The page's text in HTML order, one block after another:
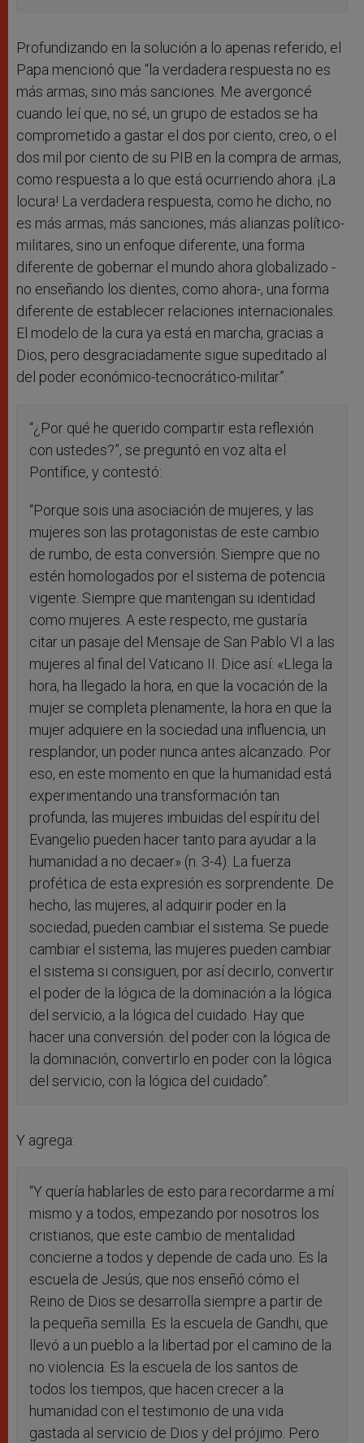
Profundizando en la solución a lo apenas referido, el
Papa mencionó que “la verdadera respuesta no es
más armas, sino más sanciones. Me avergoncé
cuando leí que, no sé, un grupo de estados se ha
comprometido a gastar el dos por ciento, creo, o el
dos mil por ciento de su PIB en la compra de armas,
como respuesta a lo que está ocurriendo ahora. ¡La
locura! La verdadera respuesta, como he dicho, no
es más armas, más sanciones, más alianzas político-
militares, sino un enfoque diferente, una forma
diferente de gobernar el mundo ahora globalizado -
no enseñando los dientes, como ahora-, una forma
diferente de establecer relaciones internacionales.
El modelo de la cura ya está en marcha, gracias a
Dios, pero desgraciadamente sigue supeditado al
del poder económico-tecnocrático-militar”.
“¿Por qué he querido compartir esta reflexión
con ustedes?”, se preguntó en voz alta el
Pontífice, y contestó:
“Porque sois una asociación de mujeres, y las
mujeres son las protagonistas de este cambio
de rumbo, de esta conversión. Siempre que no
estén homologados por el sistema de potencia
vigente. Siempre que mantengan su identidad
como mujeres. A este respecto, me gustaría
citar un pasaje del Mensaje de San Pablo VI a las
mujeres al final del Vaticano II. Dice así: «Llega la
hora, ha llegado la hora, en que la vocación de la
mujer se completa plenamente, la hora en que la
mujer adquiere en la sociedad una influencia, un
resplandor, un poder nunca antes alcanzado. Por
eso, en este momento en que la humanidad está
experimentando una transformación tan
profunda, las mujeres imbuidas del espíritu del
Evangelio pueden hacer tanto para ayudar a la
humanidad a no decaer» (n. 3-4). La fuerza
profética de esta expresión es sorprendente. De
hecho, las mujeres, al adquirir poder en la
sociedad, pueden cambiar el sistema. Se puede
cambiar el sistema, las mujeres pueden cambiar
el sistema si consiguen, por así decirlo, convertir
el poder de la lógica de la dominación a la lógica
del servicio, a la lógica del cuidado. Hay que
hacer una conversión: del poder con la lógica de
la dominación, convertirlo en poder con la lógica
del servicio, con la lógica del cuidado”.
Y agrega:
“Y quería hablarles de esto para recordarme a mí
mismo y a todos, empezando por nosotros los
cristianos, que este cambio de mentalidad
concierne a todos y depende de cada uno. Es la
escuela de Jesús, que nos enseñó cómo el
Reino de Dios se desarrolla siempre a partir de
la pequeña semilla. Es la escuela de Gandhi, que
llevó a un pueblo a la libertad por el camino de la
no violencia. Es la escuela de los santos de
todos los tiempos, que hacen crecer a la
humanidad con el testimonio de una vida
gastada al servicio de Dios y del prójimo. Pero